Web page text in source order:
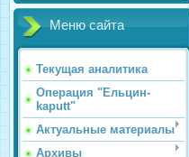
Меню сайта
Текущая аналитика
Операция "Ельцин-
kaputt"
Актуальные материалы
Архивы